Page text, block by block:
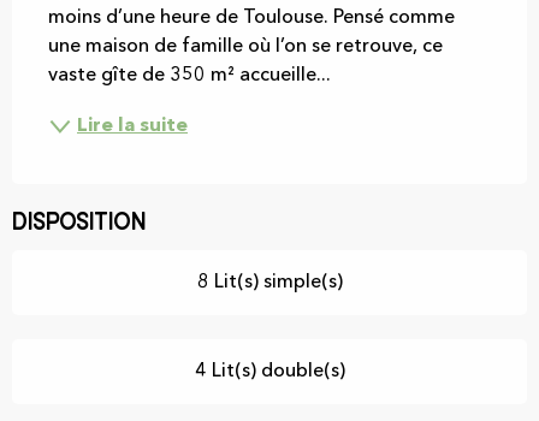
moins d’une heure de Toulouse. Pensé comme
une maison de famille où l’on se retrouve, ce
vaste gîte de 350 m² accueille...
Lire la suite
Disposition
8 Lit(s) simple(s)
4 Lit(s) double(s)